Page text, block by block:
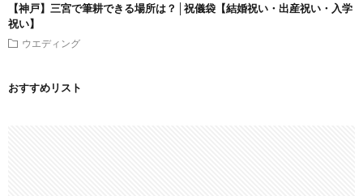
【神戸】三宮で筆耕できる場所は？│祝儀袋【結婚祝い・出産祝い・入学
祝い】
ウエディング
おすすめリスト